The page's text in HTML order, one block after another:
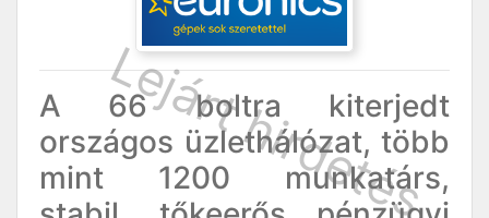
A 66 boltra kiterjedt
országos üzlethálózat, több
mint 1200 munkatárs,